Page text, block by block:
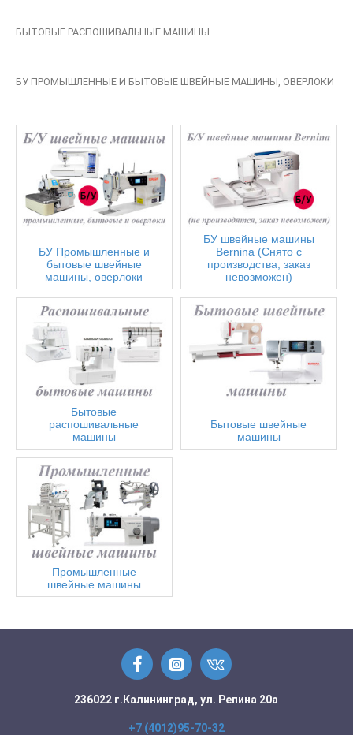
БЫТОВЫЕ РАСПОШИВАЛЬНЫЕ МАШИНЫ
БУ ПРОМЫШЛЕННЫЕ И БЫТОВЫЕ ШВЕЙНЫЕ МАШИНЫ, ОВЕРЛОКИ
БУ Промышленные и
бытовые швейные
машины, оверлоки
БУ швейные машины
Bernina (Снято с
производства, заказ
невозможен)
Бытовые
распошивальные
машины
Бытовые швейные
машины
Промышленные
швейные машины
236022 г.Калининград, ул. Репина 20а
+7 (4012)95-70-32